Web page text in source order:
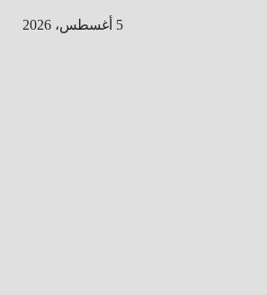
5 أغسطس، 2026